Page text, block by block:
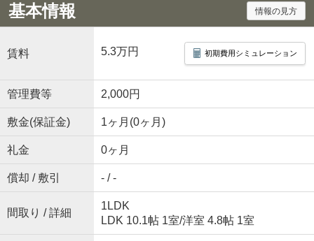
基本情報 情報の見方
賃料 5.3万円 初期費用シミュレーション
管理費等 2,000円
敷金(保証金) 1ヶ月(0ヶ月)
礼金 0ヶ月
償却 / 敷引 - / -
間取り / 詳細
1LDK
LDK 10.1帖 1室/洋室 4.8帖 1室